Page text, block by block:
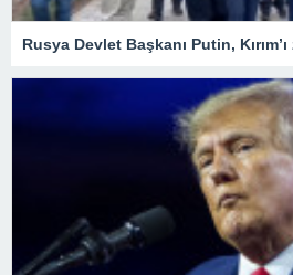
Rusya Devlet Başkanı Putin,